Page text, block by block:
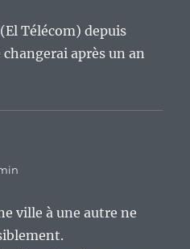
Télécom) depuis
après un an
ville à une autre ne